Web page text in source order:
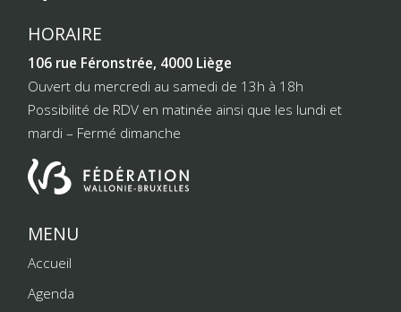
HORAIRE
106 rue Féronstrée, 4000 Liège
Ouvert du mercredi au samedi de 13h à 18h
Possibilité de RDV en matinée ainsi que les lundi et
mardi – Fermé dimanche
MENU
Accueil
Agenda